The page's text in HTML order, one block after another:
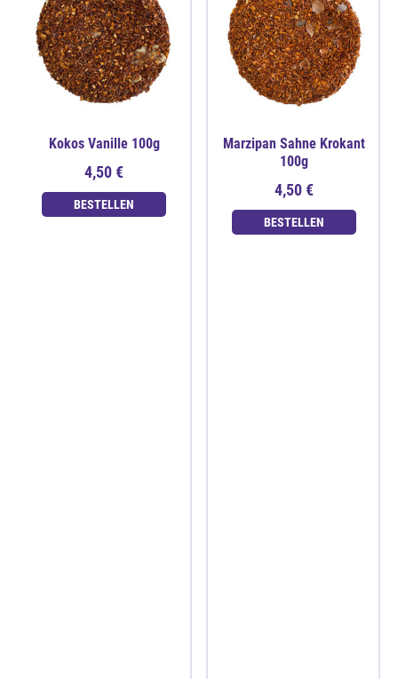
Kokos Vanille 100g
4,50 €
BESTELLEN
Marzipan Sahne Krokant
100g
4,50 €
BESTELLEN